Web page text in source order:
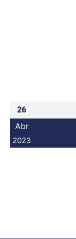
26
Abr
2023